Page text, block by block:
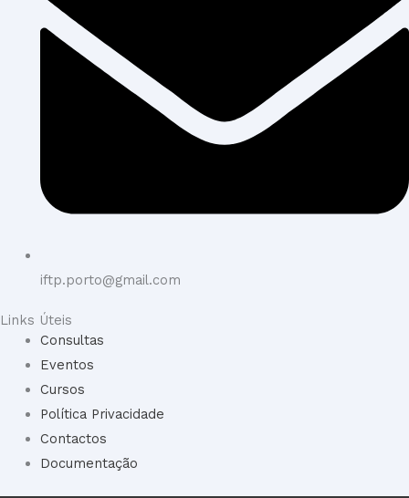
iftp.porto@gmail.com
Links Úteis
Consultas
Eventos
Cursos
Política Privacidade
Contactos
Documentação